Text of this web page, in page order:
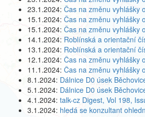
23.1.2024: Čas na změnu vyhlášky
15.1.2024: Čas na změnu vyhlášky
15.1.2024: Čas na změnu vyhlášky
14.1.2024: Roblínská a orientační
13.1.2024: Roblínská a orientační
12.1.2024: Čas na změnu vyhlášky
11.1.2024: Čas na změnu vyhlášky
8.1.2024: Dálnice D0 úsek
5.1.2024: Dálnice D0 úsek
4.1.2024: talk-cz Digest, Vol 198,
3.1.2024: hledá se konzultant